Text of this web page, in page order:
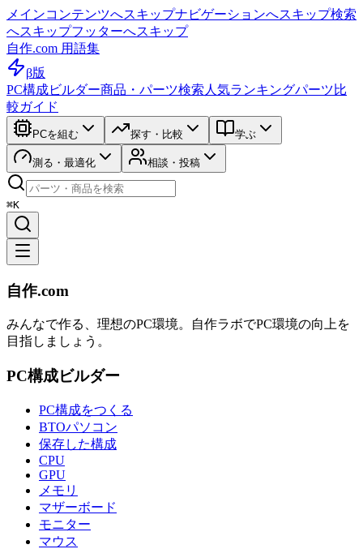
メインコンテンツへスキップナビゲーションへスキップ検索
へスキップフッターへスキップ
自作.com 用語集
β版
PC構成ビルダー商品・パーツ検索 人気ランキングパーツ比
較ガイド
PCを組む 探す・比較 学ぶ
測る・最適化 相談・投稿
⌘K
自作.com
みんなで作る、理想のPC環境。 自作ラボでPC環境の向上を
目指しましょう。
PC構成ビルダー
PC構成をつくる
BTOパソコン
保存した構成
CPU
GPU
メモリ
マザーボード
モニター
マウス